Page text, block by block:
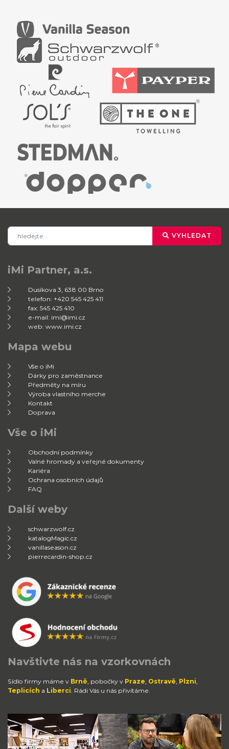
VYHLEDAT
iMi Partner, a.s.
Dusíkova 3, 638 00 Brno
telefon: +420 545 425 411
fax: 545 425 410
e-mail: imi@imi.cz
web: www.imi.cz
Mapa webu
Vše o iMi
Dárky pro zaměstnance
Předměty na míru
Výroba vlastního merche
Kontakt
Doprava
Vše o iMi
Obchodní podmínky
Valné hromady a veřejné dokumenty
Kariéra
Ochrana osobních údajů
FAQ
Další weby
schwarzwolf.cz
katalogMagic.cz
vanillaseason.cz
pierrecardin-shop.cz
Navštivte nás na vzorkovnách
Sídlo firmy máme v Brně , pobočky v Praze Ostravě Plzni
Teplicích a Liberci . Rádi Vás u nás přivítáme.